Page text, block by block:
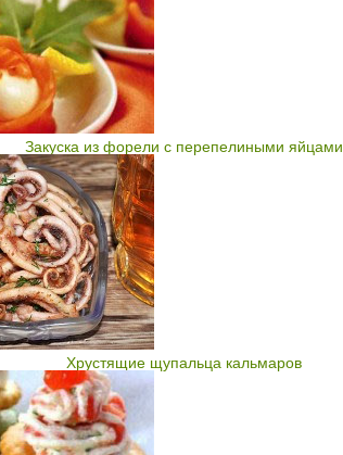
Закуска из форели с перепелиными яйцами
Хрустящие щупальца кальмаров